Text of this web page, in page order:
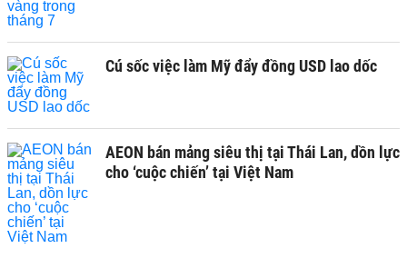
Cú sốc việc làm Mỹ đẩy đồng USD lao dốc
AEON bán mảng siêu thị tại Thái Lan, dồn lực
cho ‘cuộc chiến’ tại Việt Nam